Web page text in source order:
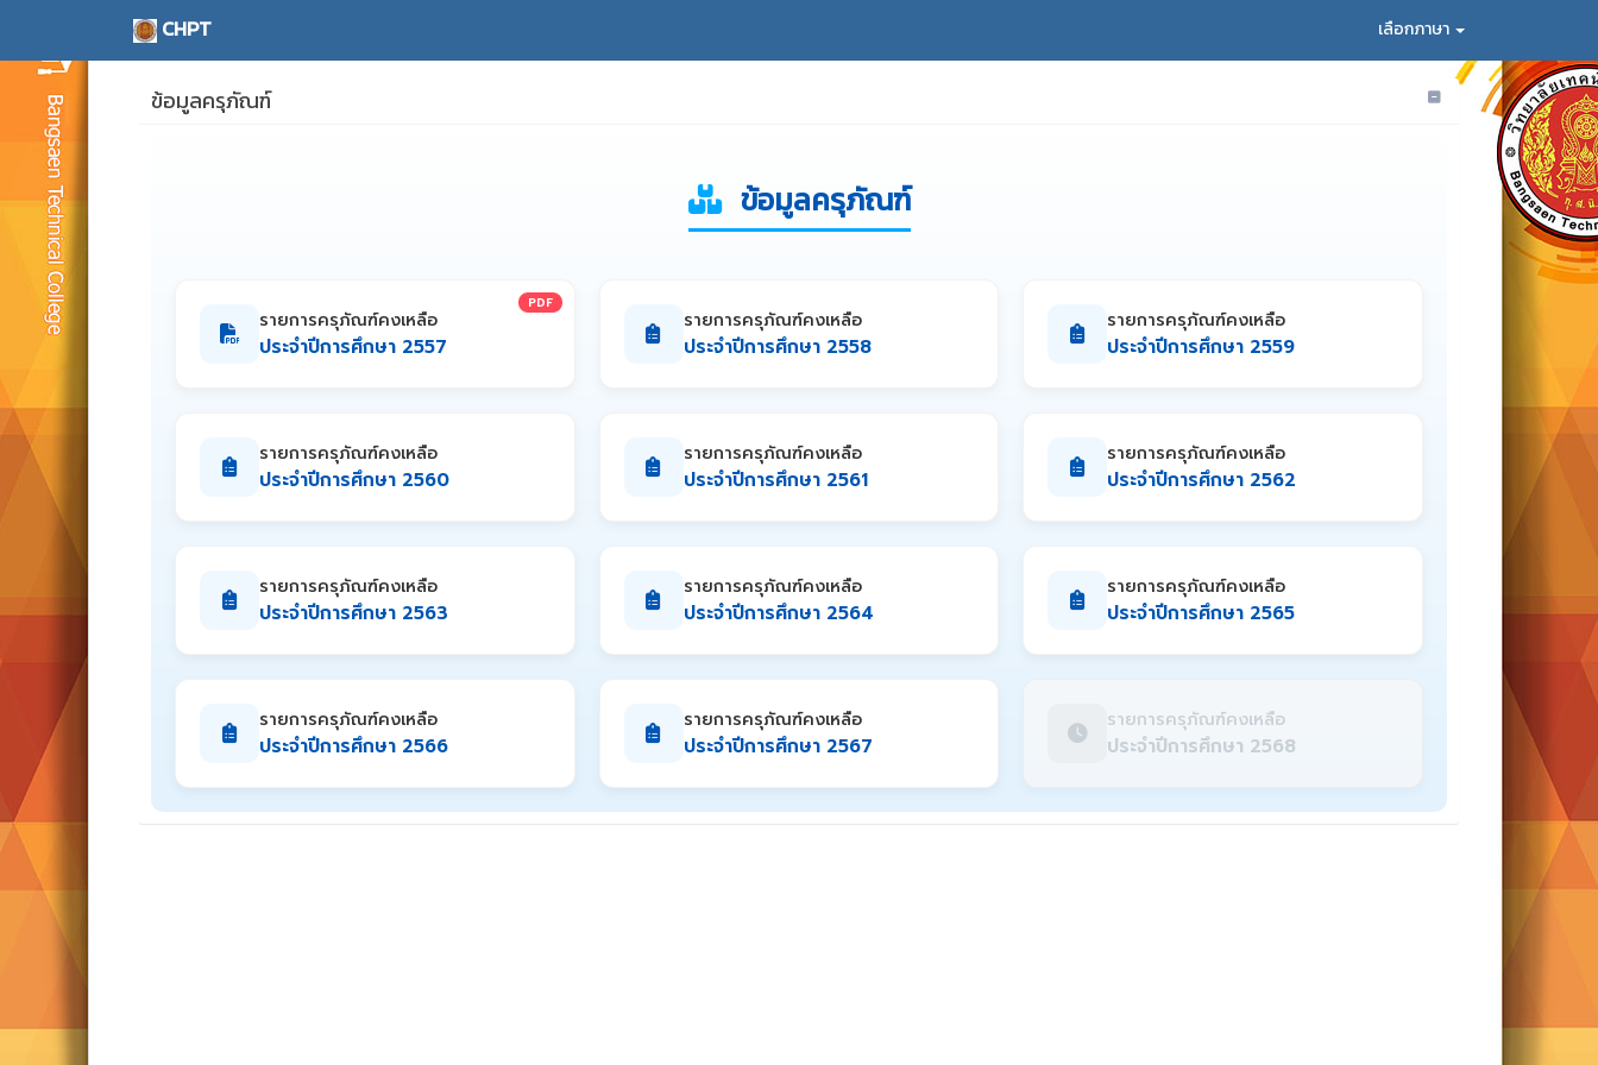
CHPT เลือกภาษา
ข้อมูลครุภัณฑ์
ข้อมูลครุภัณฑ์
PDF
รายการครุภัณฑ์คงเหลือ
ประจำปีการศึกษา 2557
รายการครุภัณฑ์คงเหลือ
ประจำปีการศึกษา 2558
รายการครุภัณฑ์คงเหลือ
ประจำปีการศึกษา 2559
รายการครุภัณฑ์คงเหลือ
ประจำปีการศึกษา 2560
รายการครุภัณฑ์คงเหลือ
ประจำปีการศึกษา 2561
รายการครุภัณฑ์คงเหลือ
ประจำปีการศึกษา 2562
รายการครุภัณฑ์คงเหลือ
ประจำปีการศึกษา 2563
รายการครุภัณฑ์คงเหลือ
ประจำปีการศึกษา 2564
รายการครุภัณฑ์คงเหลือ
ประจำปีการศึกษา 2565
รายการครุภัณฑ์คงเหลือ
ประจำปีการศึกษา 2566
รายการครุภัณฑ์คงเหลือ
ประจำปีการศึกษา 2567
รายการครุภัณฑ์คงเหลือ
ประจำปีการศึกษา 2568